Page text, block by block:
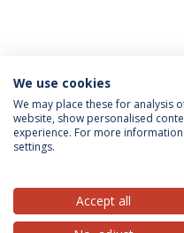
Política de
We use cookies
We may place these for analysis
website, show personalised
experience. For more
settings.
Accept all